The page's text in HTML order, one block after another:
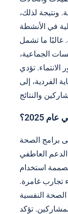
ونتيجة لذلك،
في الأنشطة
غالبًا ما تشمل
الجماعية،
الانتماء. تؤدي
الفردية، إلى
2025؟
المبتكرة في عام 2025 على برامج الصحة
العاطفي
استخدام
تجارب غامرة.
الصحة النفسية
تؤكد